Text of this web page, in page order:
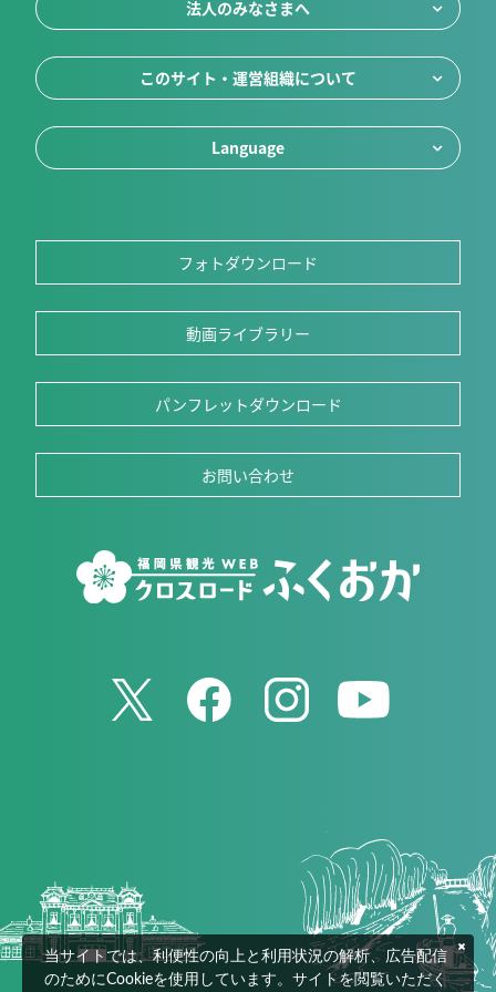
法人のみなさまへ
このサイト・運営組織について
Language
フォトダウンロード
動画ライブラリー
パンフレットダウンロード
お問い合わせ
当サイトでは、利便性の向上と利用状況の解析、広告配信
のためにCookieを使用しています。サイトを閲覧いただく